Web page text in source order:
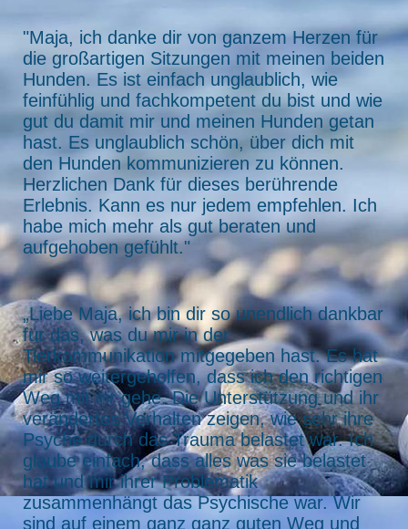
"Maja, ich danke dir von ganzem Herzen für
die großartigen Sitzungen mit meinen beiden
Hunden. Es ist einfach unglaublich, wie
feinfühlig und fachkompetent du bist und wie
gut du damit mir und meinen Hunden getan
hast. Es unglaublich schön, über dich mit
den Hunden kommunizieren zu können.
Herzlichen Dank für dieses berührende
Erlebnis. Kann es nur jedem empfehlen. Ich
habe mich mehr als gut beraten und
aufgehoben gefühlt."
„Liebe Maja, ich bin dir so unendlich dankbar
für das, was du mir in der
Tierkommunikation mitgegeben hast. Es hat
mir so weitergeholfen, dass ich den richtigen
Weg mit ihr gehe. Die Unterstützung und ihr
verändertes Verhalten zeigen, wie sehr ihre
Psyche durch das Trauma belastet war. Ich
glaube einfach, dass alles was sie belastet
hat und mir ihrer Problematik
zusammenhängt das Psychische war. Wir
sind auf einem ganz ganz guten Weg und